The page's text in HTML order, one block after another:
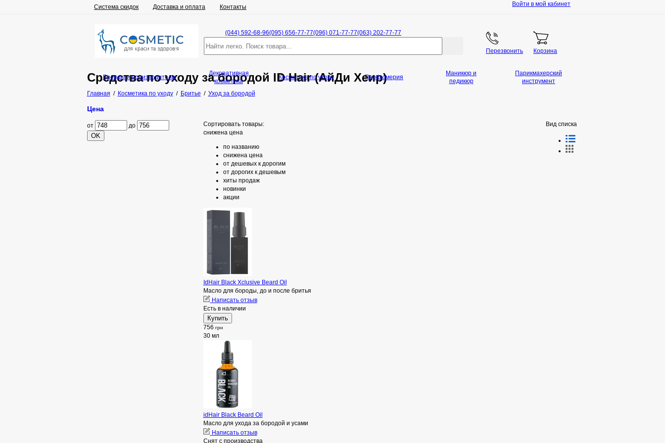
Система скидок Доставка и оплата Контакты Войти в мой кабинет
(044) 592-68-96(095) 656-77-77(096) 071-77-77(063) 202-77-77
Перезвонить Корзина
Средства по уходу за бородой ID Hair (АйДи Хеир)
Главная / Косметика по уходу/ Бритье / Уход за бородой
Вид списка
Сортировать товары:
снижена цена
по названию
снижена цена
от дешевых к дорогим
от дорогих к дешевым
хиты продаж
новинки
акции
IdHair Black Xclusive Beard Oil
Масло для бороды, до и после бритья
Написать отзыв
Есть в наличии
756 грн
30 мл
idHair Black Beard Oil
Масло для ухода за бородой и усами
Написать отзыв
Снят с производства
Бренды и производители
Декоративная
косметика
Косметика по уходу Парфюмерия
Маникюр и
педикюр
Парикмахерский
инструмент
Цена
от до
OK